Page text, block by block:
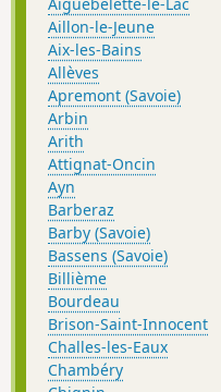
Aillon-le-Jeune
Aix-les-Bains
Allèves
Apremont (Savoie)
Arbin
Arith
Attignat-Oncin
Ayn
Barberaz
Barby (Savoie)
Bassens (Savoie)
Billième
Bourdeau
Brison-Saint-Innocent
Challes-les-Eaux
Chambéry